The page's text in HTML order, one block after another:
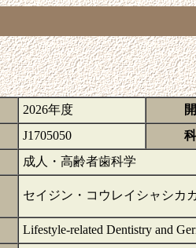
2026年度
J1705050
成人・高齢者歯科学
セイジン・コウレイシャシカ
Lifestyle-related Dentistry and